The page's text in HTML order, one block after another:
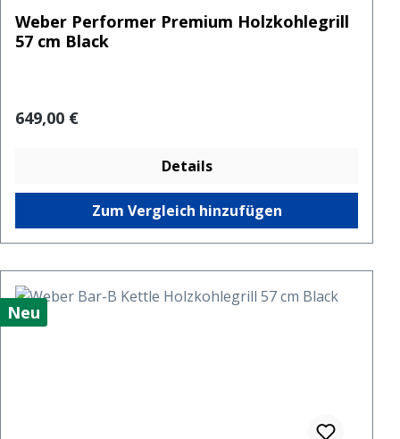
Weber Performer Premium Holzkohlegrill
57 cm Black
Regulärer Preis:
649,00 €
Details
Zum Vergleich hinzufügen
Neu